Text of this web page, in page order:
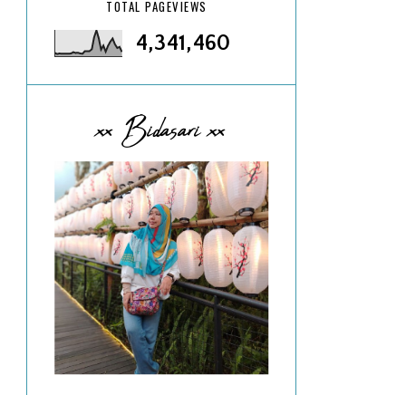
TOTAL PAGEVIEWS
4,341,460
xx Bidasari xx